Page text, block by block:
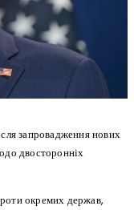
запровадження нових
двосторонніх
окремих держав,